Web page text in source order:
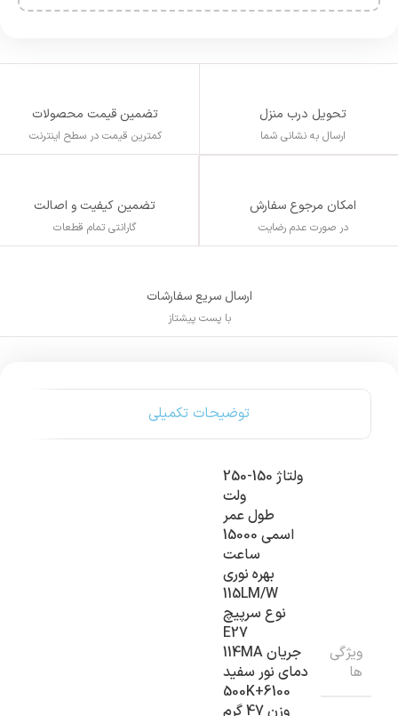
تحویل درب منزل
ارسال به نشانی شما
تضمین قیمت محصولات
کمترین قیمت در سطح اینترنت
امکان مرجوع سفارش
در صورت عدم رضایت
تضمین کیفیت و اصالت
گارانتی تمام قطعات
ارسال سریع سفارشات
با پست پیشتاز
توضیحات تکمیلی
ویژگی
ها
ولتاژ 150-250
ولت
طول عمر
اسمی 15000
ساعت
بهره نوری
115LM/W
نوع سرپیچ
E27
جریان 114MA
دمای نور سفید
500K+6100